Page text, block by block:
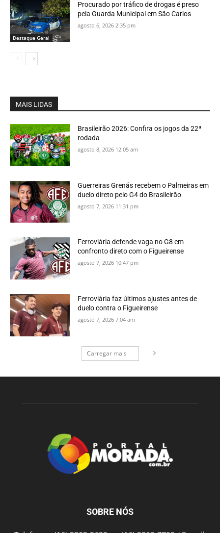
Destaque Geral
Procurado por tráfico de drogas é preso
pela Guarda Municipal em São Carlos
agosto 6, 2026 2:35 pm
MAIS LIDAS
Brasileirão 2026: Confira os jogos da 22ª
rodada
agosto 8, 2026 12:05 am
Guerreiras Grenás recebem o Palmeiras em
duelo direto pelo G4 do Brasileirão
agosto 7, 2026 11:31 pm
Ferroviária defende vaga no G8 em
confronto direto com o Figueirense
agosto 7, 2026 10:47 pm
Ferroviária faz últimos ajustes antes de
duelo contra o Figueirense
agosto 7, 2026 7:04 am
Carregar mais
SOBRE NÓS